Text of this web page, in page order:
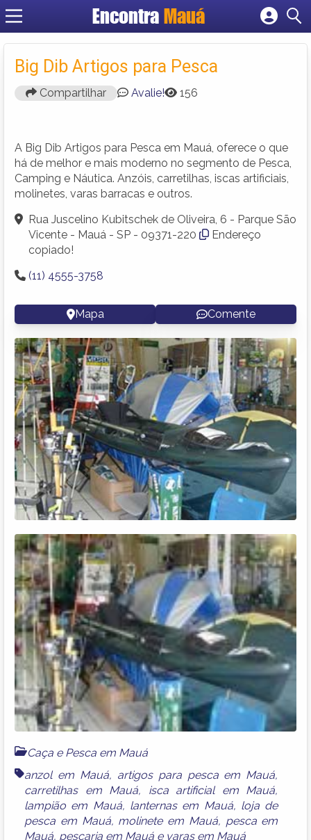
EncontraMauá
Criar conta
Big Dib Artigos para Pesca
Compartilhar Avalie! 156
A Big Dib Artigos para Pesca em Mauá, oferece o que
há de melhor e mais moderno no segmento de Pesca,
Camping e Náutica. Anzóis, carretilhas, iscas artificiais,
molinetes, varas barracas e outros.
Rua Juscelino Kubitschek de Oliveira, 6 - Parque São
Vicente - Mauá - SP - 09371-220
Endereço
copiado!
(11) 4555-3758
Mapa Comente
Caça e Pesca em Mauá
anzol em Mauá, artigos para pesca em Mauá,
carretilhas em Mauá, isca artificial em Mauá,
lampião em Mauá, lanternas em Mauá, loja de
pesca em Mauá, molinete em Mauá, pesca em
Mauá, pescaria em Mauá e varas em Mauá